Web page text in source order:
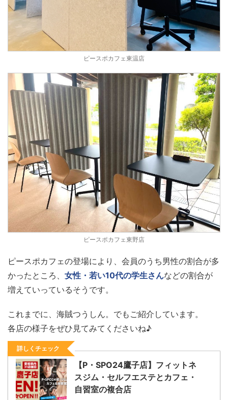
ピースポカフェ東温店
ピースポカフェ東野店
ピースポカフェの登場により、会員のうち男性の割合が多
かったところ、 女性・若い10代の学生さんなどの割合が
増えていっているそうです。
これまでに、海賊つうしん。でもご紹介しています。
各店の様子をぜひ見てみてくださいね♪
詳しくチェック
【P・SPO24鷹子店】フィットネ
スジム・セルフエステとカフェ・
自習室の複合店